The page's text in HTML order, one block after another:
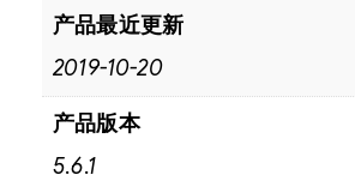
产品最近更新
2019-10-20
产品版本
5.6.1